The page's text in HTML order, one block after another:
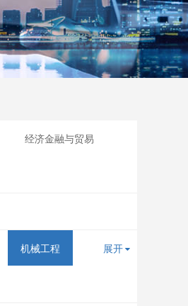
经济金融与贸易
机械工程 展开